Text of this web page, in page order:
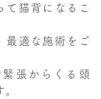
て猫背になるこ
最適な施術をご
張からくる頭